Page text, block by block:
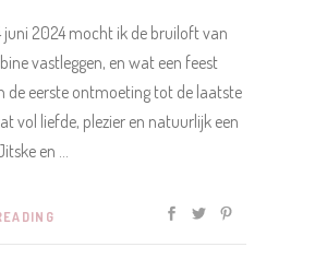
juni 2024 mocht ik de bruiloft van
vastleggen, en wat een feest
de eerste ontmoeting tot de laatste
vol liefde, plezier en natuurlijk een
en